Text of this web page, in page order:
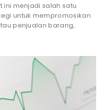
ini menjadi salah satu
untuk mempromosikan
penjualan barang,